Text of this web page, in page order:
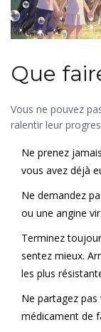
Que
Vous ne pouvez
ralentir leur
Ne prenez
vous avez déjà
Ne demandez
ou une angine
Terminez
sentez mieux.
les plus
Ne partagez pas
médicament de